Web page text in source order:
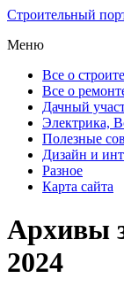
Строительный
Меню
Все о
Все о
Дачный
Электрика,
Полезные
Дизайн и
Разное
Карта сайта
Архивы
2024